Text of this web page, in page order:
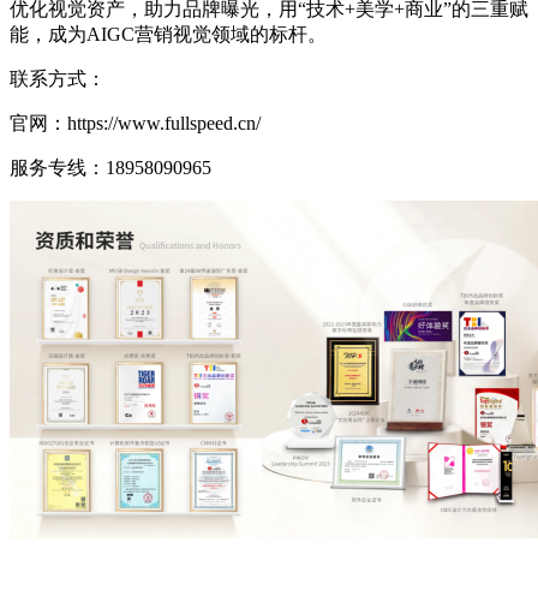
优化视觉资产，助力品牌曝光，用“技术+美学+商业”的三重赋
能，成为AIGC营销视觉领域的标杆。
联系方式：
官网：https://www.fullspeed.cn/
服务专线：18958090965